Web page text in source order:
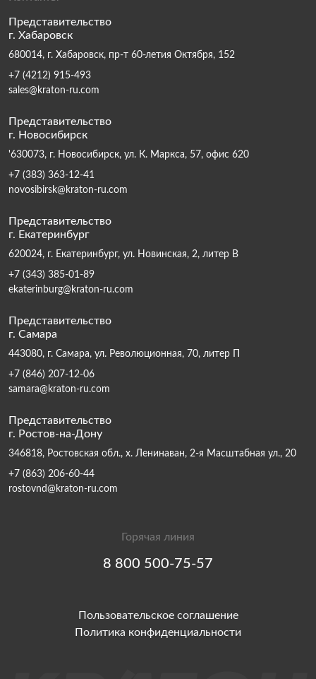
Представительство
г. Хабаровск
680014, г. Хабаровск, пр-т 60-летия Октября, 152
+7 (4212) 915-493
sales@kraton-ru.com
Представительство
г. Новосибирск
'630073, г. Новосибирск, ул. К. Маркса, 57, офис 620
+7 (383) 363-12-41
novosibirsk@kraton-ru.com
Представительство
г. Екатеринбург
620024, г. Екатеринбург, ул. Новинская, 2, литер В
+7 (343) 385-01-89
ekaterinburg@kraton-ru.com
Представительство
г. Самара
443080, г. Самара, ул. Революционная, 70, литер П
+7 (846) 207-12-06
samara@kraton-ru.com
Представительство
г. Ростов-на-Дону
346818, Ростовская обл., х. Ленинаван, 2-я Масштабная ул., 20
+7 (863) 206-60-44
rostovnd@kraton-ru.com
Горячая линия
8 800 500-75-57
Пользовательское соглашение
Политика конфиденциальности